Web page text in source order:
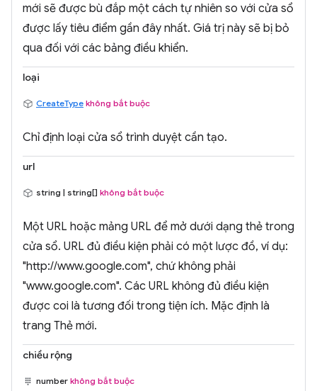
mới sẽ được bù đắp một cách tự nhiên so với cửa sổ
được lấy tiêu điểm gần đây nhất. Giá trị này sẽ bị bỏ
qua đối với các bảng điều khiển.
loại
CreateType không bắt buộc
Chỉ định loại cửa sổ trình duyệt cần tạo.
url
string | string[] không bắt buộc
Một URL hoặc mảng URL để mở dưới dạng thẻ trong
cửa sổ. URL đủ điều kiện phải có một lược đồ, ví dụ:
"http://www.google.com", chứ không phải
"www.google.com". Các URL không đủ điều kiện
được coi là tương đối trong tiện ích. Mặc định là
trang Thẻ mới.
chiều rộng
number không bắt buộc